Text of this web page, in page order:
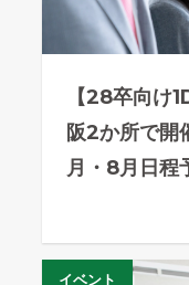
【28卒向け
阪2か所で開
月・8月日程
イベント